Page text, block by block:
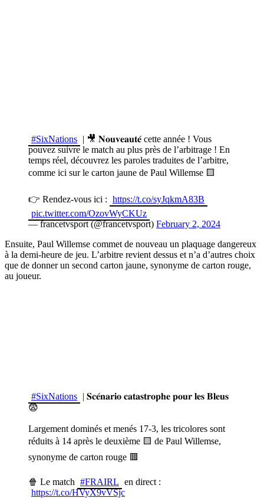
#SixNations | 🎥 𝐍𝐨𝐮𝐯𝐞𝐚𝐮𝐭𝐞́ cette année ! Vous
pouvez suivre le match au plus près de l’arbitrage ! En
temps réel, découvrez les paroles traduites de l’arbitre,
comme ici sur le carton jaune de Paul Willemse 🟨
👉 Rendez-vous ici : https://t.co/syJqkmA83B
pic.twitter.com/OzovWyCKUz
— francetvsport (@francetvsport) February 2, 2024
Ensuite, Paul Willemse commet de nouveau un plaquage dangereux
à la demi-heure de jeu. L’arbitre revient dessus et n’a d’autres choix
que de donner un second carton jaune, synonyme de carton rouge,
au joueur.
#SixNations | 𝐒𝐜𝐞́𝐧𝐚𝐫𝐢𝐨 𝐜𝐚𝐭𝐚𝐬𝐭𝐫𝐨𝐩𝐡𝐞 𝐩𝐨𝐮𝐫 𝐥𝐞𝐬 𝐁𝐥𝐞𝐮𝐬
😨
Largement dominés et menés 17-3, les tricolores sont
réduits à 14 après le deuxième 🟨 de Paul Willemse,
synonyme de carton rouge 🟥
🍿 Le match #FRAIRL en direct :
https://t.co/HVyX9vVSjc